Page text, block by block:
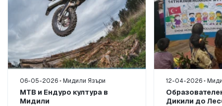
06-05-2026 Мидили Язъри
MTB и Ендуро култура в
Мидили
12-04-2026
Дикили до